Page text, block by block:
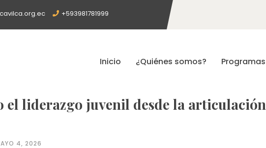
+593981781999
Inicio ¿Quiénes somos? Programas
el liderazgo juvenil desde la articulación
4, 2026